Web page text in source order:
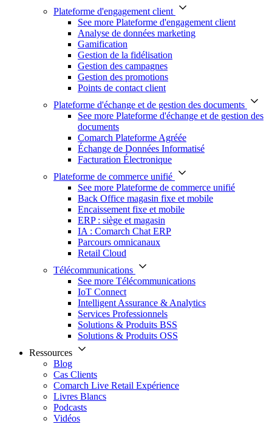
Plateforme d'engagement client
See more Plateforme d'engagement client
Analyse de données marketing
Gamification
Gestion de la fidélisation
Gestion des campagnes
Gestion des promotions
Points de contact client
Plateforme d'échange et de gestion des documents
See more Plateforme d'échange et de gestion des
documents
Comarch Plateforme Agréée
Échange de Données Informatisé
Facturation Électronique
Plateforme de commerce unifié
See more Plateforme de commerce unifié
Back Office magasin fixe et mobile
Encaissement fixe et mobile
ERP : siège et magasin
IA : Comarch Chat ERP
Parcours omnicanaux
Retail Cloud
Télécommunications
See more Télécommunications
IoT Connect
Intelligent Assurance & Analytics
Services Professionnels
Solutions & Produits BSS
Solutions & Produits OSS
Ressources
Blog
Cas Clients
Comarch Live Retail Expérience
Livres Blancs
Podcasts
Vidéos